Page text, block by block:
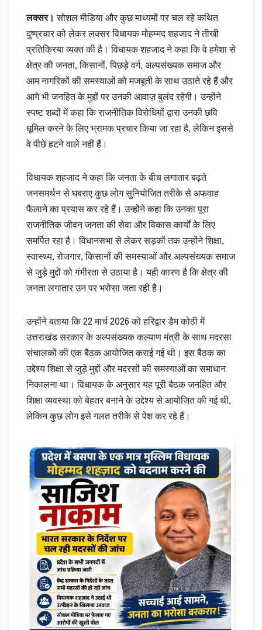
लक्सर। सोशल मीडिया और कुछ माध्यमों पर चल रहे कथित
दुष्प्रचार को लेकर लक्सर विधायक मोहम्मद शहजाद ने तीखी
प्रतिक्रिया व्यक्त की है। विधायक शहजाद ने कहा कि वे हमेशा से
क्षेत्र की जनता, किसानों, पिछड़े वर्ग, अल्पसंख्यक समाज और
आम नागरिकों की समस्याओं को मजबूती के साथ उठाते रहे हैं और
आगे भी जनहित के मुद्दों पर उनकी आवाज़ बुलंद रहेगी। उन्होंने
स्पष्ट शब्दों में कहा कि राजनीतिक विरोधियों द्वारा उनकी छवि
धूमिल करने के लिए भ्रामक प्रचार किया जा रहा है, लेकिन इससे
वे पीछे हटने वाले नहीं हैं।
विधायक शहजाद ने कहा कि जनता के बीच लगातार बढ़ते
जनसमर्थन से घबराए कुछ लोग सुनियोजित तरीके से अफवाह
फैलाने का प्रयास कर रहे हैं। उन्होंने कहा कि उनका पूरा
राजनीतिक जीवन जनता की सेवा और विकास कार्यों के लिए
समर्पित रहा है। विधानसभा से लेकर सड़कों तक उन्होंने शिक्षा,
स्वास्थ्य, रोजगार, किसानों की समस्याओं और अल्पसंख्यक समाज
से जुड़े मुद्दों को गंभीरता से उठाया है। यही कारण है कि क्षेत्र की
जनता लगातार उन पर भरोसा जता रही है।
उन्होंने बताया कि 22 मार्च 2026 को हरिद्वार डैम कोठी में
उत्तराखंड सरकार के अल्पसंख्यक कल्याण मंत्री के साथ मदरसा
संचालकों की एक बैठक आयोजित कराई गई थी। इस बैठक का
उद्देश्य शिक्षा से जुड़े मुद्दों और मदरसों की समस्याओं का समाधान
निकालना था। विधायक के अनुसार यह पूरी बैठक जनहित और
शिक्षा व्यवस्था को बेहतर बनाने के उद्देश्य से आयोजित की गई थी,
लेकिन कुछ लोग इसे गलत तरीके से पेश कर रहे हैं।